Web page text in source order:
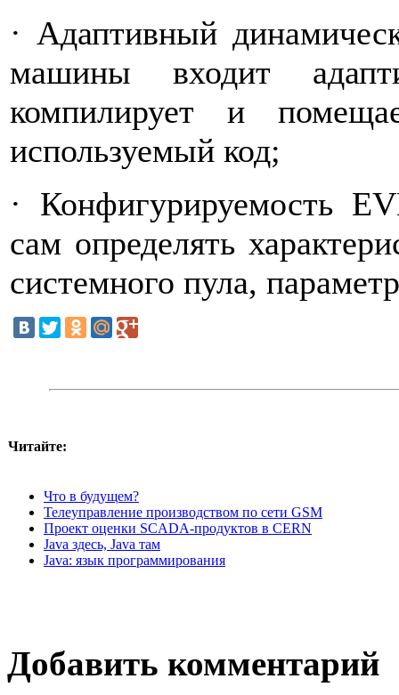
· Адаптивный
машины входит
компилирует и
используемый код;
· Конфигурируемость
сам определять
системного пула,
Читайте:
Что в будущем?
Телеуправление производством по сети GSM
Проект оценки SCADA-продуктов в CERN
Java здесь, Java там
Java: язык программирования
Добавить комментарий